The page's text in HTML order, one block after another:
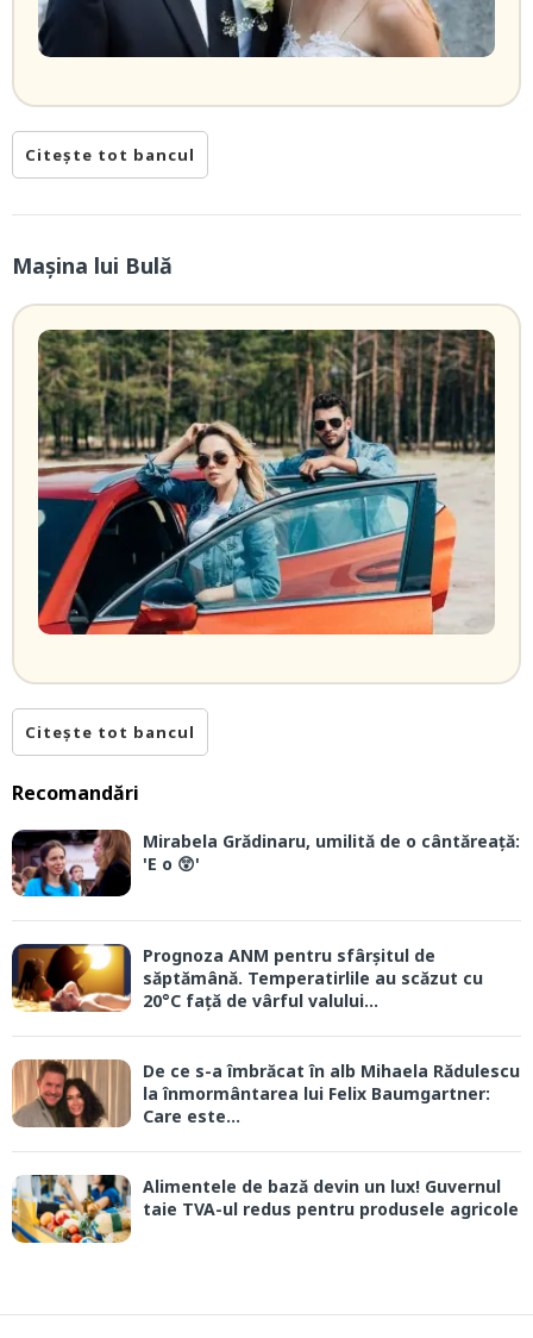
Citește tot bancul
Mașina lui Bulă
Citește tot bancul
Recomandări
Mirabela Grădinaru, umilită de o cântăreață:
'E o 😲'
Prognoza ANM pentru sfârșitul de
săptămână. Temperatirlile au scăzut cu
20°C față de vârful valului...
De ce s-a îmbrăcat în alb Mihaela Rădulescu
la înmormântarea lui Felix Baumgartner:
Care este...
Alimentele de bază devin un lux! Guvernul
taie TVA-ul redus pentru produsele agricole